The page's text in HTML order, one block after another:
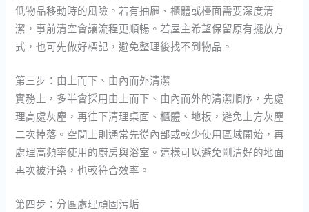
低物品移動時的風險。若有抽屜、櫃體或檯面需要深度清
潔，事前清空會讓流程更順暢。若屋主希望保留原有擺放方
式，也可先做好標記，避免整理後找不到物品。
第三步：由上而下、由內而外清潔
實務上，多半會採用由上而下、由內而外的清潔順序，先處
理高處灰塵，再往下清理桌面、櫃體、地板，避免上方灰塵
二次掉落。空間上則通常先從內部或較少使用區域開始，再
處理高頻率使用的廚房與浴室。這樣可以避免剛清好的地面
再次被汙染，也較符合效率。
第四步：分區處理頑固污垢